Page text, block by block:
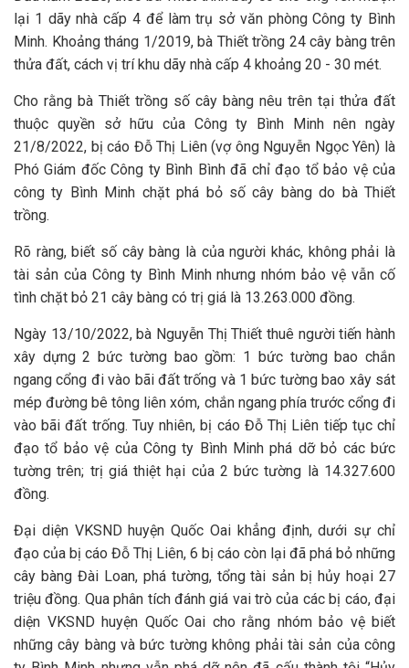
lại 1 dãy nhà cấp 4 để làm trụ sở văn phòng Công ty Bình
Minh. Khoảng tháng 1/2019, bà Thiết trồng 24 cây bàng trên
thửa đất, cách vị trí khu dãy nhà cấp 4 khoảng 20 - 30 mét.
Cho rằng bà Thiết trồng số cây bàng nêu trên tại thửa đất
thuộc quyền sở hữu của Công ty Bình Minh nên ngày
21/8/2022, bị cáo Đỗ Thị Liên (vợ ông Nguyễn Ngọc Yên) là
Phó Giám đốc Công ty Bình Bình đã chỉ đạo tổ bảo vệ của
công ty Bình Minh chặt phá bỏ số cây bàng do bà Thiết
trồng.
Rõ ràng, biết số cây bàng là của người khác, không phải là
tài sản của Công ty Bình Minh nhưng nhóm bảo vệ vẫn cố
tình chặt bỏ 21 cây bàng có trị giá là 13.263.000 đồng.
Ngày 13/10/2022, bà Nguyễn Thị Thiết thuê người tiến hành
xây dựng 2 bức tường bao gồm: 1 bức tường bao chắn
ngang cổng đi vào bãi đất trống và 1 bức tường bao xây sát
mép đường bê tông liên xóm, chắn ngang phía trước cổng đi
vào bãi đất trống. Tuy nhiên, bị cáo Đỗ Thị Liên tiếp tục chỉ
đạo tổ bảo vệ của Công ty Bình Minh phá dỡ bỏ các bức
tường trên; trị giá thiệt hại của 2 bức tường là 14.327.600
đồng.
Đại diện VKSND huyện Quốc Oai khẳng định, dưới sự chỉ
đạo của bị cáo Đỗ Thị Liên, 6 bị cáo còn lại đã phá bỏ những
cây bàng Đài Loan, phá tường, tổng tài sản bị hủy hoại 27
triệu đồng. Qua phân tích đánh giá vai trò của các bị cáo, đại
diện VKSND huyện Quốc Oai cho rằng nhóm bảo vệ biết
những cây bàng và bức tường không phải tài sản của công